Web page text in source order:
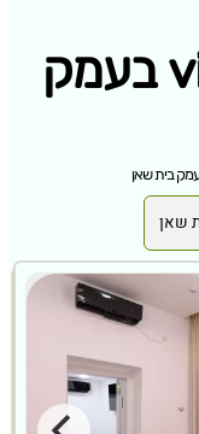
צימר vipzimmer בעמק